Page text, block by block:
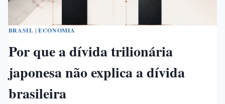
BRASIL |ECONOMIA
Por que a dívida trilionária
japonesa não explica a dívida
brasileira